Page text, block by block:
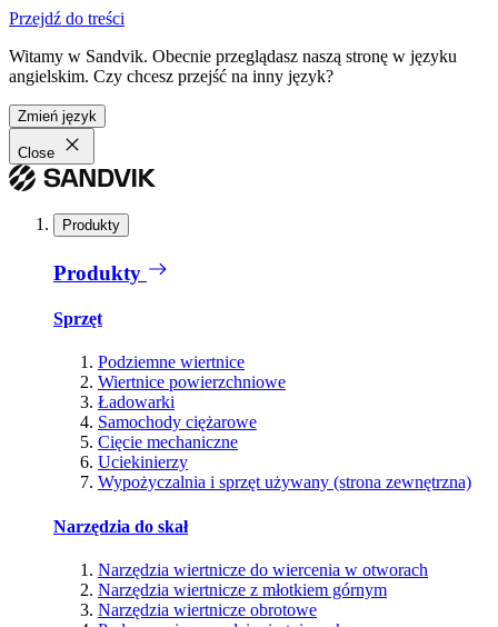
Przejdź do treści
Witamy w Sandvik. Obecnie przeglądasz naszą stronę w języku
angielskim. Czy chcesz przejść na inny język?
Zmień język
Close
Produkty
Produkty
Sprzęt
Podziemne wiertnice
Wiertnice powierzchniowe
Ładowarki
Samochody ciężarowe
Cięcie mechaniczne
Uciekinierzy
Wypożyczalnia i sprzęt używany (strona zewnętrzna)
Narzędzia do skał
Narzędzia wiertnicze do wiercenia w otworach
Narzędzia wiertnicze z młotkiem górnym
Narzędzia wiertnicze obrotowe